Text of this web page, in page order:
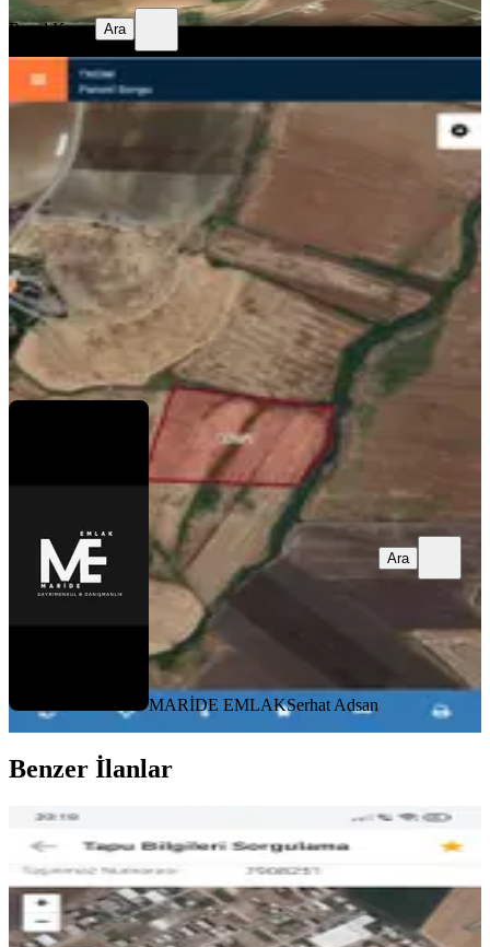
Resul Kayar Ara
Maride Emlak'tan Çınar Altınakarda
Satılık Susuz Tarla
Çınar, Altınakar Mahallesi
230.000 ₺
MARİDE EMLAK Serhat Adsan
Ara
MARİDE EMLAKSerhat Adsan
Ara
Benzer İlanlar
Sahibinden Satılık Arsa
Yenişehir, Çimenler Mahallesi
800 m²·4.500/m²·18.08.2023